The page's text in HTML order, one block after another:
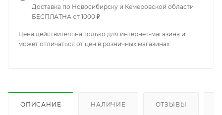
Доставка по Новосибирску и Кемеровской области
БЕСПЛАТНА от 1000 ₽
Цена действительна только для интернет-магазина и
может отличаться от цен в розничных магазинах
ОПИСАНИЕ НАЛИЧИЕ ОТЗЫВЫ